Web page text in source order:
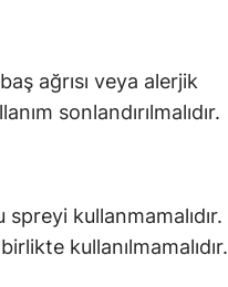
ağrısı veya alerjik
sonlandırılmalıdır.
kullanmamalıdır.
kullanılmamalıdır.